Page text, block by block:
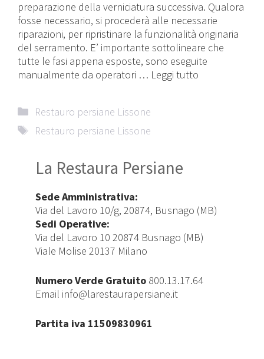
preparazione della verniciatura successiva. Qualora
fosse necessario, si procederà alle necessarie
riparazioni, per ripristinare la funzionalità originaria
del serramento. E’ importante sottolineare che
tutte le fasi appena esposte, sono eseguite
manualmente da operatori … Leggi tutto
Categorie
Restauro persiane Lissone
Tag
Restauro persiane Lissone
La Restaura Persiane
Sede Amministrativa:
Via del Lavoro 10/g, 20874, Busnago (MB)
Sedi Operative:
Via del Lavoro 10 20874 Busnago (MB)
Viale Molise 20137 Milano
Numero Verde Gratuito 800.13.17.64
Email info@larestaurapersiane.it
Partita iva 11509830961